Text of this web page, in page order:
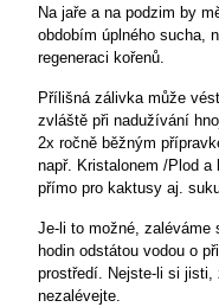
Na jaře a na podzim by
obdobím úplného sucha,
regeneraci kořenů.
Přílišná zálivka může
zvláště při nadužívání
2x ročně běžným
např. Kristalonem /Plod
přímo pro kaktusy aj.
Je-li to možné, zaléváme
hodin odstátou vodou o
prostředí. Nejste-li si
nezalévejte.